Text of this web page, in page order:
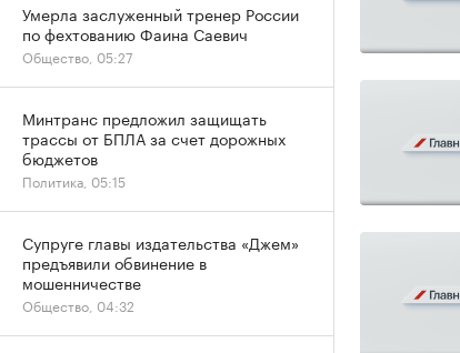
Умерла заслуженный тренер России
по фехтованию Фаина Саевич
Общество, 05:27
Минтранс предложил защищать
трассы от БПЛА за счет дорожных
бюджетов
Политика, 05:15
Супруге главы издательства «Джем»
предъявили обвинение в
мошенничестве
Общество, 04:32